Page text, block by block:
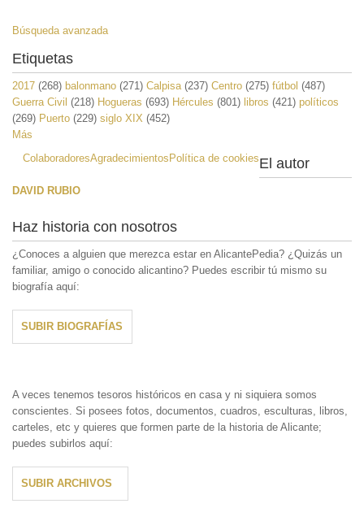
Búsqueda avanzada
Etiquetas
2017 (268) balonmano (271) Calpisa(237) Centro (275) fútbol (487)
Guerra Civil (218) Hogueras (693) Hércules (801) libros (421) políticos
(269) Puerto (229) siglo XIX (452)
Más
ColaboradoresAgradecimientosPolítica de cookiesEl autor
DAVID RUBIO
Haz historia con nosotros
¿Conoces a alguien que merezca estar en AlicantePedia? ¿Quizás un
familiar, amigo o conocido alicantino? Puedes escribir tú mismo su
biografía aquí:
SUBIR BIOGRAFÍAS
A veces tenemos tesoros históricos en casa y ni siquiera somos
conscientes. Si posees fotos, documentos, cuadros, esculturas, libros,
carteles, etc y quieres que formen parte de la historia de Alicante;
puedes subirlos aquí:
SUBIR ARCHIVOS